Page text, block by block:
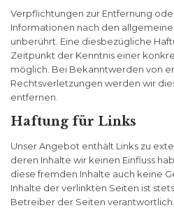
Verpflichtungen zur Entfernung
Informationen nach den
unberührt. Eine diesbezügliche
Zeitpunkt der Kenntnis einer
möglich. Bei Bekanntwerden von
Rechtsverletzungen werden wir
entfernen.
Haftung für Links
Unser Angebot enthält Links zu
deren Inhalte wir keinen Einfluss
diese fremden Inhalte auch keine
Inhalte der verlinkten Seiten ist
Betreiber der Seiten